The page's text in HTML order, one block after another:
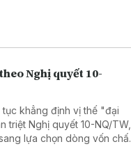
Nghị quyết 10-
tục khẳng định vị thế "đại
triệt Nghị quyết 10-NQ/TW,
lựa chọn dòng vốn chất